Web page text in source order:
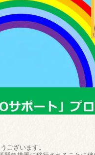
ございます。